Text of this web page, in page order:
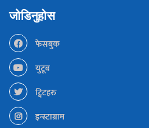
जोडिनुहोस
फेसबुक
युटूब
ट्विटहरु
इन्स्टाग्राम